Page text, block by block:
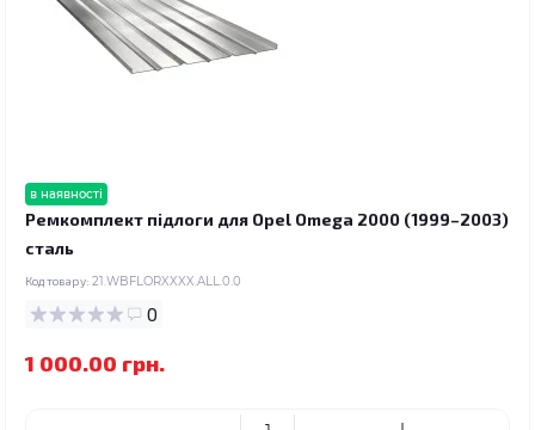
в наявності
Ремкомплект підлоги для Opel Omega 2000 (1999–2003)
сталь
Код товару: 21.WBFLORXXXX.ALL.0.0
0
1 000.00 грн.